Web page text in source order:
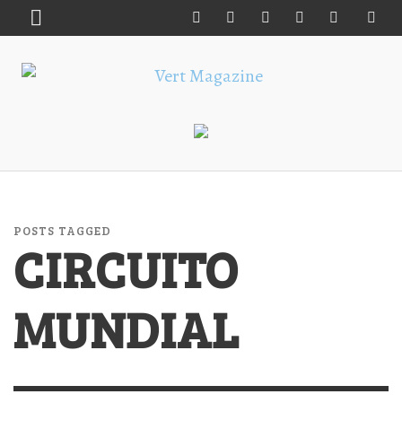
POSTS TAGGED
CIRCUITO
MUNDIAL